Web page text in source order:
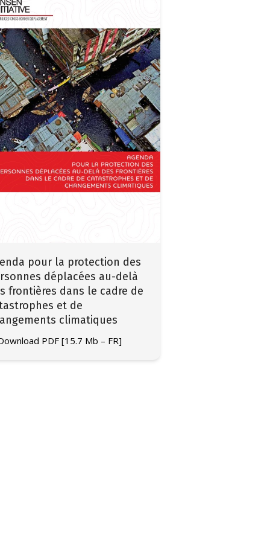
pour la protection des
déplacées au-delà
frontières dans le cadre de
et de
climatiques
PDF [15.7 Mb – FR]